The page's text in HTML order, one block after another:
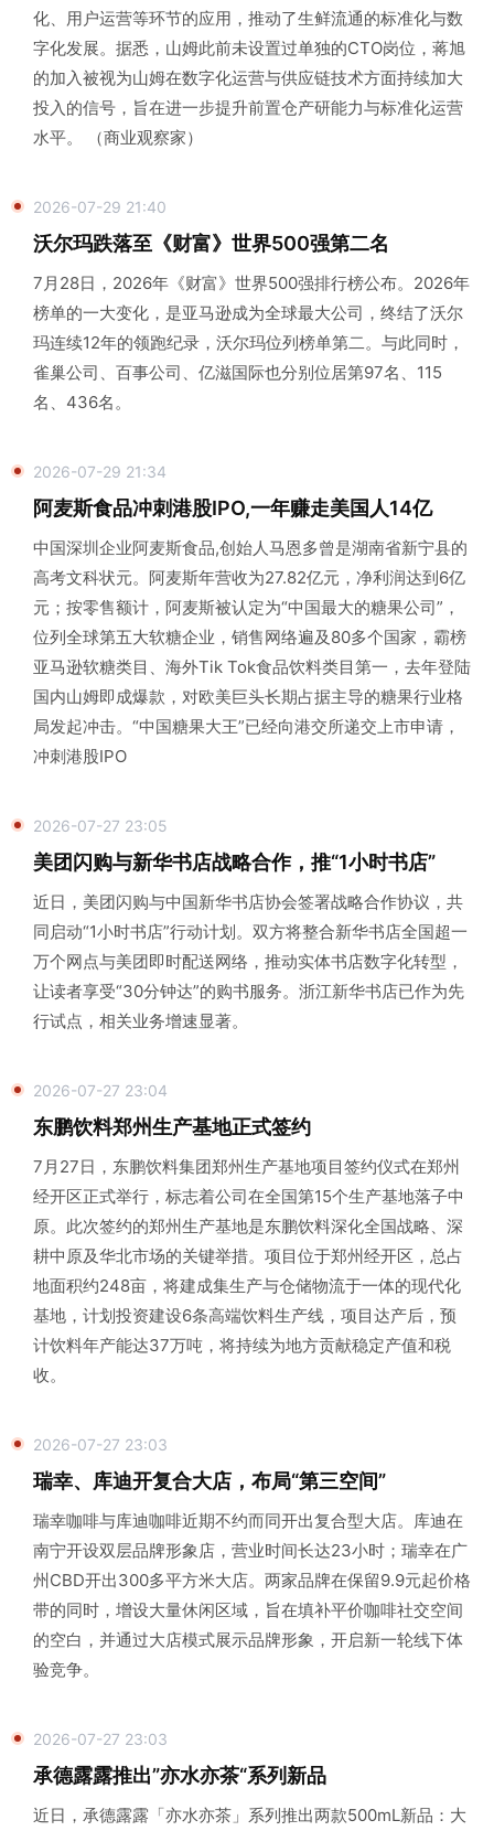
化、用户运营等环节的应用，推动了生鲜流通的标准化与数
字化发展。据悉，山姆此前未设置过单独的CTO岗位，蒋旭
的加入被视为山姆在数字化运营与供应链技术方面持续加大
投入的信号，旨在进一步提升前置仓产研能力与标准化运营
水平。 （商业观察家）
2026-07-29 21:40
沃尔玛跌落至《财富》世界500强第二名
7月28日，2026年《财富》世界500强排行榜公布。2026年
榜单的一大变化，是亚马逊成为全球最大公司，终结了沃尔
玛连续12年的领跑纪录，沃尔玛位列榜单第二。与此同时，
雀巢公司、百事公司、亿滋国际也分别位居第97名、115
名、436名。
2026-07-29 21:34
阿麦斯食品冲刺港股IPO,一年赚走美国人14亿
中国深圳企业阿麦斯食品,创始人马恩多曾是湖南省新宁县的
高考文科状元。阿麦斯年营收为27.82亿元，净利润达到6亿
元；按零售额计，阿麦斯被认定为“中国最大的糖果公司”，
位列全球第五大软糖企业，销售网络遍及80多个国家，霸榜
亚马逊软糖类目、海外Tik Tok食品饮料类目第一，去年登陆
国内山姆即成爆款，对欧美巨头长期占据主导的糖果行业格
局发起冲击。“中国糖果大王”已经向港交所递交上市申请，
冲刺港股IPO
2026-07-27 23:05
美团闪购与新华书店战略合作，推“1小时书店”
近日，美团闪购与中国新华书店协会签署战略合作协议，共
同启动“1小时书店”行动计划。双方将整合新华书店全国超一
万个网点与美团即时配送网络，推动实体书店数字化转型，
让读者享受“30分钟达”的购书服务。浙江新华书店已作为先
行试点，相关业务增速显著。
2026-07-27 23:04
东鹏饮料郑州生产基地正式签约
7月27日，东鹏饮料集团郑州生产基地项目签约仪式在郑州
经开区正式举行，标志着公司在全国第15个生产基地落子中
原。此次签约的郑州生产基地是东鹏饮料深化全国战略、深
耕中原及华北市场的关键举措。项目位于郑州经开区，总占
地面积约248亩，将建成集生产与仓储物流于一体的现代化
基地，计划投资建设6条高端饮料生产线，项目达产后，预
计饮料年产能达37万吨，将持续为地方贡献稳定产值和税
收。
2026-07-27 23:03
瑞幸、库迪开复合大店，布局“第三空间”
瑞幸咖啡与库迪咖啡近期不约而同开出复合型大店。库迪在
南宁开设双层品牌形象店，营业时间长达23小时；瑞幸在广
州CBD开出300多平方米大店。两家品牌在保留9.9元起价格
带的同时，增设大量休闲区域，旨在填补平价咖啡社交空间
的空白，并通过大店模式展示品牌形象，开启新一轮线下体
验竞争。
2026-07-27 23:03
承德露露推出”亦水亦茶“系列新品
近日，承德露露「亦水亦茶」系列推出两款500mL新品：大